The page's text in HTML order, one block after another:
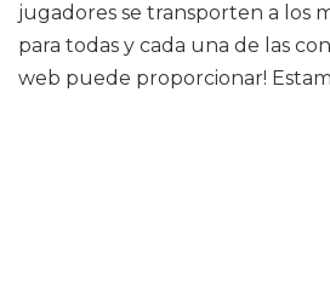
jugadores se transporten a los
para todas y cada una de las
web puede proporcionar!